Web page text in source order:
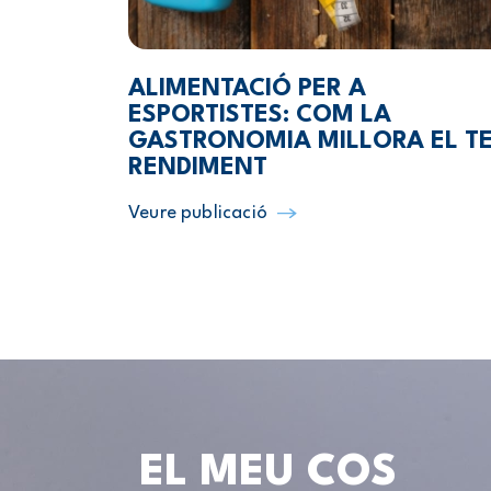
ALIMENTACIÓ PER A
ESPORTISTES: COM LA
GASTRONOMIA MILLORA EL
RENDIMENT
Veure publicació
EL MEU COS